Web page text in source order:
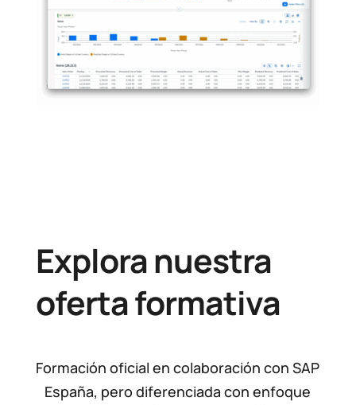
Explora nuestra
oferta formativa
Formación oficial en colaboración con SAP
España, pero diferenciada con enfoque